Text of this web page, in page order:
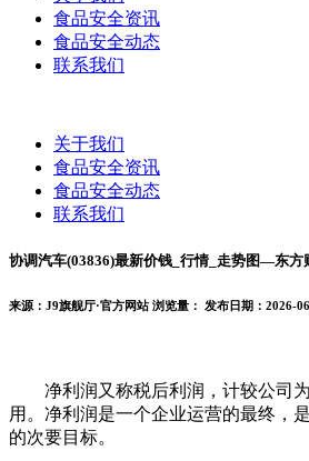
食品安全资讯
食品安全动态
联系我们
关于我们
食品安全资讯
食品安全动态
联系我们
协调汽车(03836)最新价钱_行情_走势图—东方
来源：J9旗舰厅·官方网站 浏览量： 发布日期：2026-
净利润又称税后利润，计较公司为
用。净利润是一个企业运营的最终，
的次要目标。